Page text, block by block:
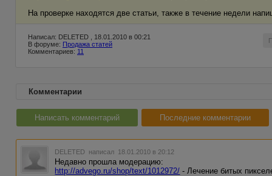
На проверке находятся две статьи, также в течение недели
Написал: DELETED , 18.01.2010 в 00:21
В форуме: Продажа статей
Комментариев: 11
Комментарии
Написать комментарий Последние комментарии
DELETED написал 18.01.2010 в 20:12
Недавно прошла модерацию:
http://advego.ru/shop/text/1012972/ - Лечение битых